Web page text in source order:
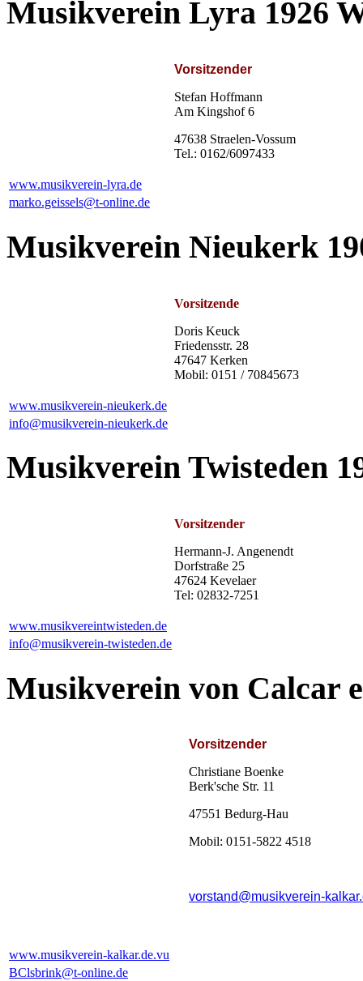
Musikverein Lyra 1926
Vorsitzender
Stefan Hoffmann
Am Kingshof 6
47638 Straelen-Vossum
Tel.: 0162/6097433
www.musikverein-lyra.de
marko.geissels@t-online.de
Musikverein Nieukerk
Vorsitzende
Doris Keuck
Friedensstr. 28
47647 Kerken
Mobil: 0151 / 70845673
www.musikverein-nieukerk.de
info@musikverein-nieukerk.de
Musikverein Twisteden
Vorsitzender
Hermann-J. Angenendt
Dorfstraße 25
47624 Kevelaer
Tel: 02832-7251
www.musikvereintwisteden.de
info@musikverein-twisteden.de
Musikverein von Calcar
Vorsitzender
Christiane Boenke
Berk'sche Str. 11
47551 Bedurg-Hau
Mobil: 0151-5822 4518
vorstand@musikverein-
www.musikverein-kalkar.de.vu
BClsbrink@t-online.de